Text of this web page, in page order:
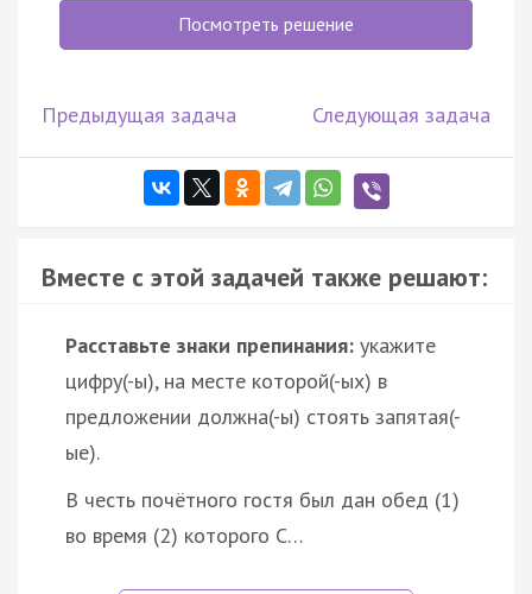
Посмотреть решение
Предыдущая задача Следующая задача
Вместе с этой задачей также решают:
Расставьте знаки препинания: укажите
цифру(-ы), на месте которой(-ых) в
предложении должна(-ы) стоять запятая(-
ые).
В честь почётного гостя был дан обед (1)
во время (2) которого С…